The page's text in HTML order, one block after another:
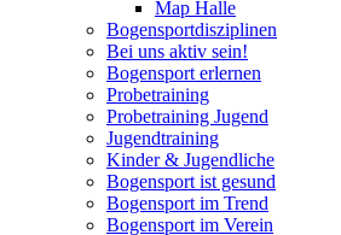
Map Halle
Bogensportdisziplinen
Bei uns aktiv sein!
Bogensport erlernen
Probetraining
Probetraining Jugend
Jugendtraining
Kinder & Jugendliche
Bogensport ist gesund
Bogensport im Trend
Bogensport im Verein